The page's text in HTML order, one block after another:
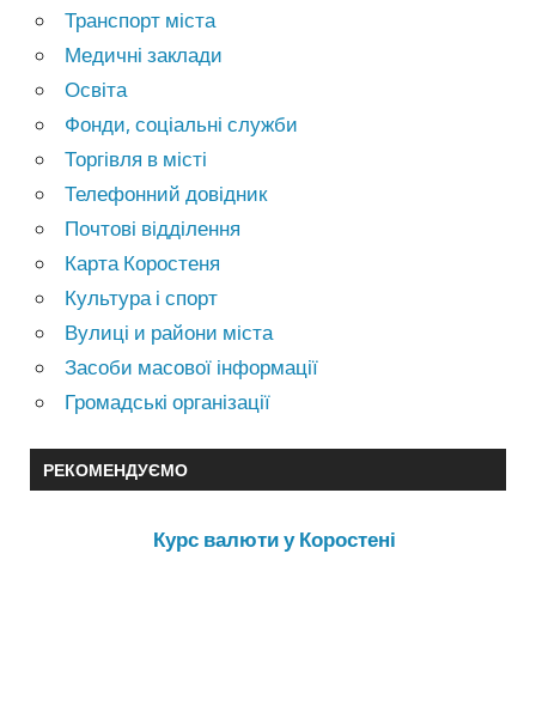
Транспорт міста
Медичні заклади
Освіта
Фонди, соціальні служби
Торгівля в місті
Телефонний довідник
Почтові відділення
Карта Коростеня
Культура і спорт
Вулиці и райони міста
Засоби масової інформації
Громадські організації
РЕКОМЕНДУЄМО
Курс валюти у Коростені